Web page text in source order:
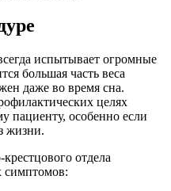
испытывает огромные
большая часть веса
даже во время сна.
целях
пациенту, особенно если
жизни.
отдела
симптомов: